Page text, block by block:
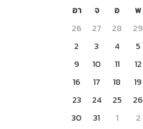
อา
จ อ พ
26
27 28 29
2
3 4 5
9
10 11 12
16
17 18 19
23
24 25 26
30
31 1 2